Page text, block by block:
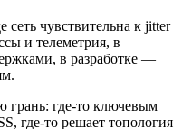
сеть чувствительна к jitter
и телеметрия, в
в разработке —
грань: где-то ключевым
где-то решает топология